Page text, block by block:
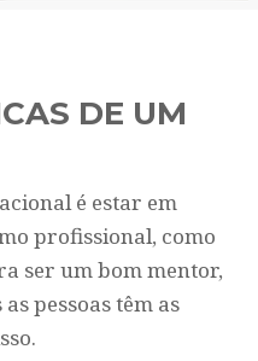
DE UM
é estar em
profissional, como
ser um bom mentor,
pessoas têm as